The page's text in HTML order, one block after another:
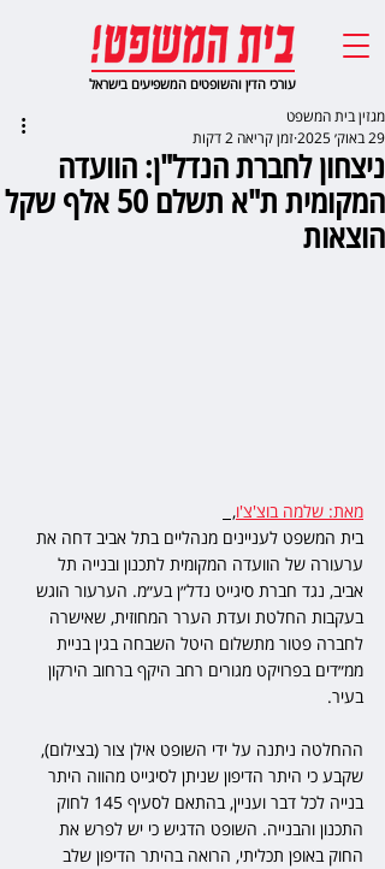
עורכי הדין והשופטים המשפיעים בישראל
ניצחון לחברת הנדל"ן: הוועדה
המקומית ת"א תשלם 50 אלף שקל
הוצאות
מגזין בית המשפט
29 באוק׳ 2025
זמן קריאה 2 דקות
מאת: שלמה בוצ'צ'ו,
בית המשפט לעניינים מנהליים בתל אביב דחה את
ערעורה של הוועדה המקומית לתכנון ובנייה תל
אביב, נגד חברת סיגייט נדל״ן בע״מ. הערעור הוגש
בעקבות החלטת ועדת הערר המחוזית, שאישרה
לחברה פטור מתשלום היטל השבחה בגין בניית
ממ״דים בפרויקט מגורים רחב היקף ברחוב הירקון
בעיר.
ההחלטה ניתנה על ידי השופט אילן צור (בצילום),
שקבע כי היתר הדיפון שניתן לסיגייט מהווה היתר
בנייה לכל דבר ועניין, בהתאם לסעיף 145 לחוק
התכנון והבנייה. השופט הדגיש כי יש לפרש את
החוק באופן תכליתי, הרואה בהיתר הדיפון שלב